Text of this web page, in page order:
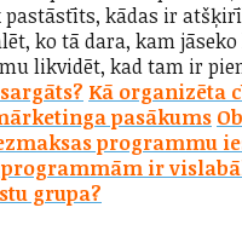
kādas ir
ko tā dara, kam
likvidēt, kad tam ir
Kā organizēta
pasākums
programmu
programmām ir
grupa?